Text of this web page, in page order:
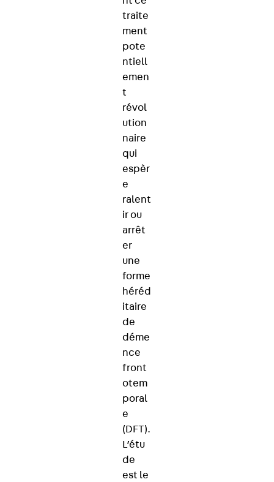
traite
ment
pote
ntiell
emen
t
révol
ution
naire
qui
espèr
e
ralent
ir ou
arrêt
er
une
forme
héréd
itaire
de
déme
nce
front
otem
poral
e
(DFT).
L’étu
de
est le